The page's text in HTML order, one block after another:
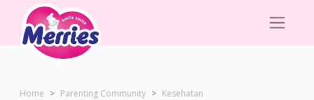
Home Parenting Community
Kesehatan